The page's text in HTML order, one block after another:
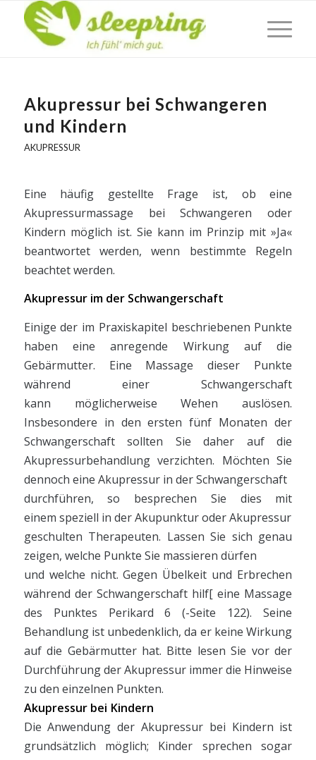
Akupressur bei Schwangeren
und Kindern
AKUPRESSUR
Eine häufig gestellte Frage ist, ob eine
Akupressurmassage bei Schwangeren oder
Kindern möglich ist. Sie kann im Prinzip mit »Ja«
beantwortet werden, wenn bestimmte Regeln
beachtet werden.
Akupressur im der Schwangerschaft
Einige der im Praxiskapitel beschriebenen Punkte
haben eine anregende Wirkung auf die
Gebärmutter. Eine Massage dieser Punkte
während einer Schwangerschaft
kann möglicherweise Wehen auslösen.
Insbesondere in den ersten fünf Monaten der
Schwangerschaft sollten Sie daher auf die
Akupressurbehandlung verzichten. Möchten Sie
dennoch eine Akupressur in der Schwangerschaft
durchführen, so besprechen Sie dies mit
einem speziell in der Akupunktur oder Akupressur
geschulten Therapeuten. Lassen Sie sich genau
zeigen, welche Punkte Sie massieren dürfen
und welche nicht. Gegen Übelkeit und Erbrechen
während der Schwangerschaft hilf[ eine Massage
des Punktes Perikard 6 (-Seite 122). Seine
Behandlung ist unbedenklich, da er keine Wirkung
auf die Gebärmutter hat. Bitte lesen Sie vor der
Durchführung der Akupressur immer die Hinweise
zu den einzelnen Punkten.
Akupressur bei Kindern
Die Anwendung der Akupressur bei Kindern ist
grundsätzlich möglich; Kinder sprechen sogar